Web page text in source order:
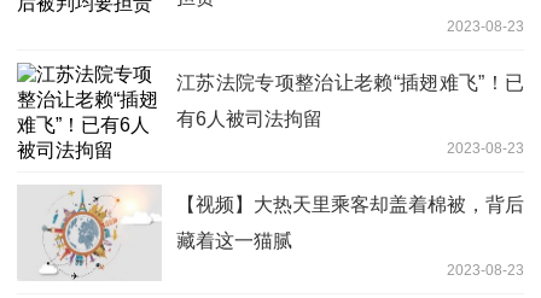
2023-08-23
江苏法院专项整治让老赖“插翅难飞”！已
有6人被司法拘留
2023-08-23
【视频】大热天里乘客却盖着棉被，背后
藏着这一猫腻
2023-08-23